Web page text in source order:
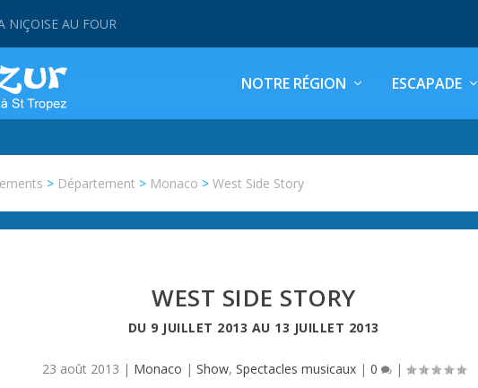
NIÇOISE AU FOUR
NOTRE RÉGION ESCAPADE
> Département > Monaco >West Side Story
WEST SIDE STORY
DU 9 JUILLET 2013 AU 13 JUILLET 2013
23 août 2013 | Monaco | Show, Spectacles musicaux| 0 |